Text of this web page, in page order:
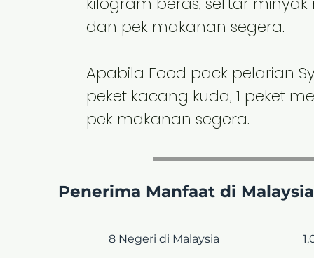
dan pek makanan segera.
Apabila Food pack pelarian
peket kacang kuda, 1 peket
pek makanan segera.
Penerima Manfaat di
8 Negeri di Malaysia